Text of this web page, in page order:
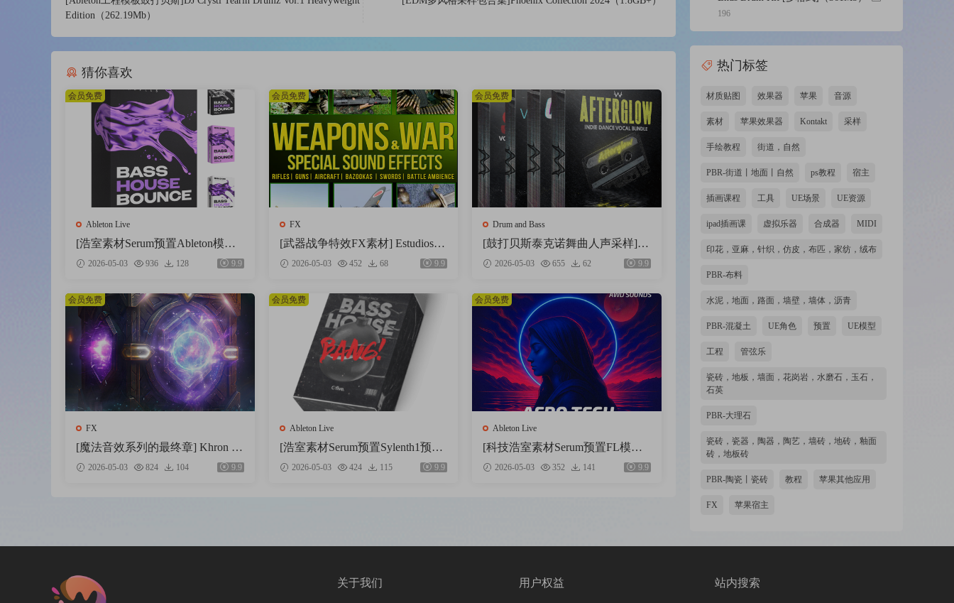
Edition（262.19Mb）
猜你喜欢
Ableton Live
[浩室素材Serum预置Ableton模板F
L模板] Shadow Samples Bass Hous
e Bounce Vol.2 The Complete Bundl
2026-05-03 936 128 9.9
会员免费
FX
[武器战争特效FX素材] Estudios T
alkback Weapons and War Special S
ound Effects [FLAC]（216MB）
2026-05-03 452 68 9.9
会员免费
Drum and Bass
[鼓打贝斯泰克诺舞曲人声采样]W
eapon Sounds The Everything Vocal
Collection [WAV]（514MB）
2026-05-03 655 62 9.9
会员免费
FX
[魔法音效系列的最终章] Khron St
udio Spells Variations Vol.4 [WAV]
（0.98GB）
2026-05-03 824 104 9.9
会员免费
Ableton Live
[浩室素材Serum预置Sylenth1预置
FL模板Ableton模板] Ofive Bang H
ouse [WAV, MiDi]（1.33GB）
2026-05-03 424 115 9.9
会员免费
Ableton Live
[科技浩室素材Serum预置FL模板
Ableton模板] AWD Sounds Mystica
l Rituals Vol.1 [WAV, MiDi]（2.3G
2026-05-03 352 141 9.9
会员免费
196
热门标签
材质贴图 效果器 苹果 音源
素材 苹果效果器 Kontakt 采样
手绘教程 街道，自然
PBR-街道丨地面丨自然 ps教程 宿主
插画课程 工具 UE场景 UE资源
ipad插画课 虚拟乐器 合成器 MIDI
印花，亚麻，针织，仿皮，布匹，家纺，绒布
PBR-布料
水泥，地面，路面，墙壁，墙体，沥青
PBR-混凝土 UE角色 预置 UE模型
工程 管弦乐
瓷砖，地板，墙面，花岗岩，水磨石，玉石，
石英
PBR-大理石
瓷砖，瓷器，陶器，陶艺，墙砖，地砖，釉面
砖，地板砖
PBR-陶瓷丨瓷砖 教程 苹果其他应用
FX 苹果宿主
关于我们 用户权益 站内搜索